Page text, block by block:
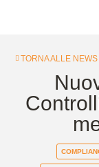
TORNA ALLE NEWS